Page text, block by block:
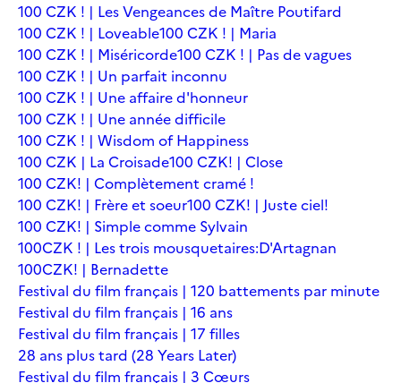
100 CZK ! | Les Vengeances de Maître Poutifard
100 CZK ! | Loveable100 CZK ! | Maria
100 CZK ! | Miséricorde100 CZK ! | Pas de vagues
100 CZK ! | Un parfait inconnu
100 CZK ! | Une affaire d'honneur
100 CZK ! | Une année difficile
100 CZK ! | Wisdom of Happiness
100 CZK | La Croisade100 CZK! | Close
100 CZK! | Complètement cramé !
100 CZK! | Frère et soeur100 CZK! | Juste ciel!
100 CZK! | Simple comme Sylvain
100CZK ! | Les trois mousquetaires:D'Artagnan
100CZK! | Bernadette
Festival du film français | 120 battements par minute
Festival du film français | 16 ans
Festival du film français | 17 filles
28 ans plus tard (28 Years Later)
Festival du film français | 3 Cœurs